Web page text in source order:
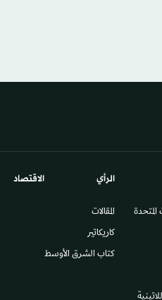
المتحدة
الرأي
المقالات
كاريكاتير
كتاب الشرق الأوسط
الاقتصاد